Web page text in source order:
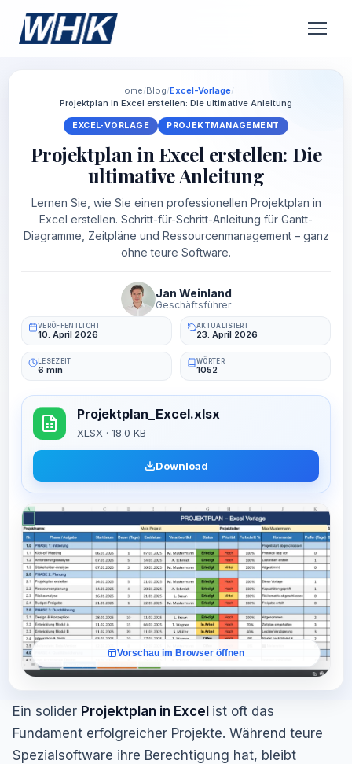
Home/Blog/Excel-Vorlage/
Projektplan in Excel erstellen: Die ultimative Anleitung
EXCEL-VORLAGE PROJEKTMANAGEMENT
Projektplan in Excel erstellen: Die
ultimative Anleitung
Lernen Sie, wie Sie einen professionellen Projektplan in
Excel erstellen. Schritt-für-Schritt-Anleitung für Gantt-
Diagramme, Zeitpläne und Ressourcenmanagement – ganz
ohne teure Software.
Jan Weinland
Geschäftsführer
VERÖFFENTLICHT
10. April 2026
AKTUALISIERT
23. April 2026
LESEZEIT
6 min
WÖRTER
1052
Projektplan_Excel.xlsx
XLSX · 18.0 KB
Download
Vorschau im Browser öffnen
Ein solider Projektplan in Excel ist oft das
Fundament erfolgreicher Projekte. Während teure
Spezialsoftware ihre Berechtigung hat, bleibt